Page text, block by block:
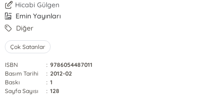
Hicabi Gülgen
Emin Yayınları
Diğer
Çok Satanlar
ISBN : 9786054487011
Basım Tarihi
: 2012-02
Baskı
: 1
Sayfa Sayısı
: 128